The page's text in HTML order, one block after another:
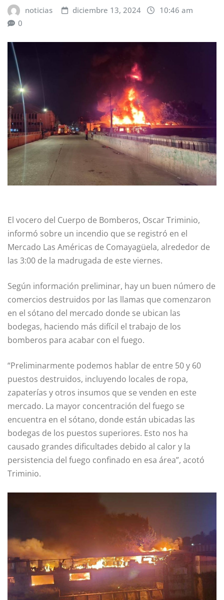
noticias diciembre 13, 2024
10:46 am
0
El vocero del Cuerpo de Bomberos, Oscar Triminio,
informó sobre un incendio que se registró en el
Mercado Las Américas de Comayagüela, alrededor de
las 3:00 de la madrugada de este viernes.
Según información preliminar, hay un buen número de
comercios destruidos por las llamas que comenzaron
en el sótano del mercado donde se ubican las
bodegas, haciendo más difícil el trabajo de los
bomberos para acabar con el fuego.
“Preliminarmente podemos hablar de entre 50 y 60
puestos destruidos, incluyendo locales de ropa,
zapaterías y otros insumos que se venden en este
mercado. La mayor concentración del fuego se
encuentra en el sótano, donde están ubicadas las
bodegas de los puestos superiores. Esto nos ha
causado grandes dificultades debido al calor y la
persistencia del fuego confinado en esa área”, acotó
Triminio.